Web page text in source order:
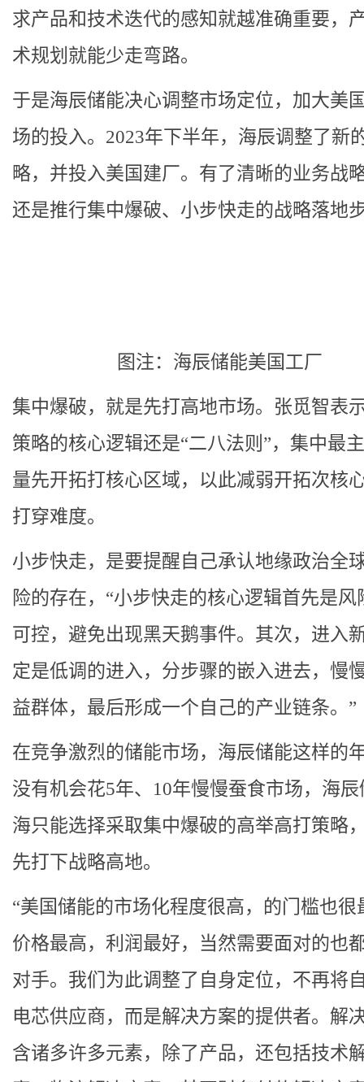
求产品和技术迭代的感知就越准确重要，
术规划就能少走弯路。
于是海辰储能决心调整市场定位，加大美
场的投入。2023年下半年，海辰调整了新
略，并投入美国建厂。有了清晰的业务战
还是推行集中爆破、小步快走的战略落地
图注：海辰储能美国工厂
集中爆破，就是先打高地市场。张觅智表
策略的核心逻辑还是“二八法则”，集中最
量先开拓打核心区域，以此减弱开拓次核
打穿难度。
小步快走，是要提醒自己承认地缘政治全
险的存在，“小步快走的核心逻辑首先是风
可控，避免出现黑天鹅事件。其次，进入
定是低调的进入，分步骤的嵌入进去，慢
益群体，最后形成一个自己的产业链条。”
在竞争激烈的储能市场，海辰储能这样的
没有机会花5年、10年慢慢蚕食市场，海
海只能选择采取集中爆破的高举高打策略
先打下战略高地。
“美国储能的市场化程度很高，的门槛也很
价格最高，利润最好，当然需要面对的也
对手。我们为此调整了自身定位，不再将
电芯供应商，而是解决方案的提供者。解
含诸多许多元素，除了产品，还包括技术